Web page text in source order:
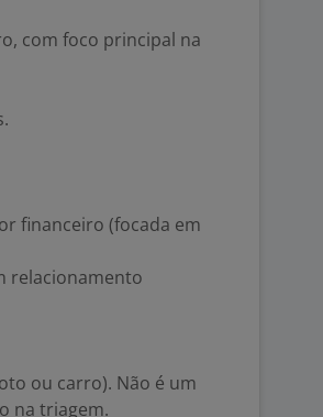
com foco principal na
financeiro (focada em
relacionamento
ou carro). Não é um
na triagem.